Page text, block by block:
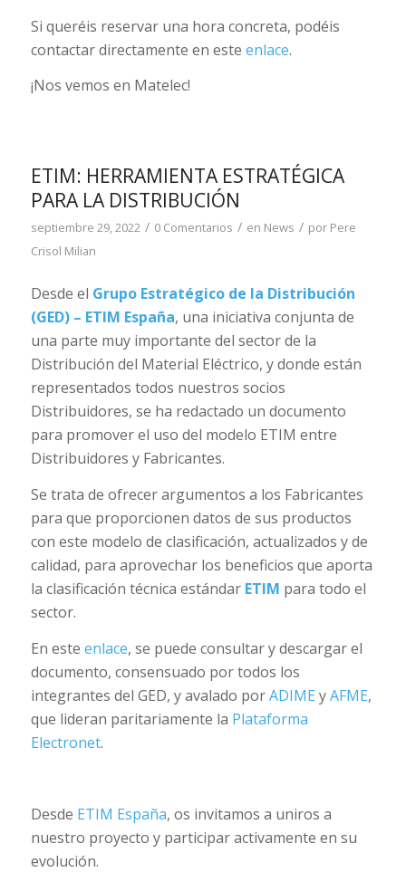
Si queréis reservar una hora concreta, podéis
contactar directamente en este enlace.
¡Nos vemos en Matelec!
ETIM: HERRAMIENTA ESTRATÉGICA
PARA LA DISTRIBUCIÓN
septiembre 29, 2022 / 0 Comentarios / en News / por Pere
Crisol Milian
Desde el Grupo Estratégico de la Distribución
(GED) – ETIM España, una iniciativa conjunta de
una parte muy importante del sector de la
Distribución del Material Eléctrico, y donde están
representados todos nuestros socios
Distribuidores, se ha redactado un documento
para promover el uso del modelo ETIM entre
Distribuidores y Fabricantes.
Se trata de ofrecer argumentos a los Fabricantes
para que proporcionen datos de sus productos
con este modelo de clasificación, actualizados y de
calidad, para aprovechar los beneficios que aporta
la clasificación técnica estándar ETIM para todo el
sector.
En este enlace, se puede consultar y descargar el
documento, consensuado por todos los
integrantes del GED, y avalado porADIME yAFME,
que lideran paritariamente la Plataforma
Electronet.
Desde ETIM España, os invitamos a uniros a
nuestro proyecto y participar activamente en su
evolución.